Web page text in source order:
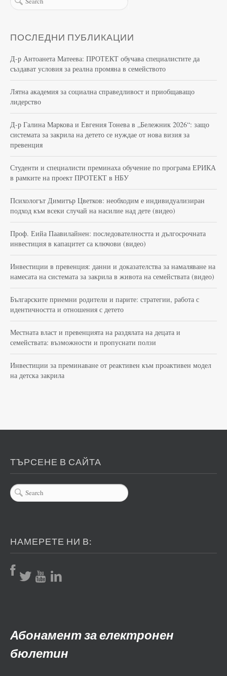
ПОСЛЕДНИ ПУБЛИКАЦИИ
Д-р Антоанета Матеева: ПРОТЕКТ обучава специалистите да
създават условия за реална промяна в семейството
Лятна академия за социална справедливост и приобщаващо
лидерство
Д-р Галина Маркова и Евгения Тонева в „Бележник 2026“: защо
системата за закрила на детето се нуждае от нова визия за
превенция
Студенти и специалисти преминаха обучение по програма ЕРИКА
в рамките на проект ПРОТЕКТ в НБУ
Психологът Димитър Цветков: необходим е индивидуализиран
подход към всеки случай на насилие над дете (видео)
Проф. Еийа Паавилайнен: последователността и дългосрочната
инвестиция в капацитет са ключови (видео)
Инвестиции в превенция: данни и доказателства за намаляване на
намесата на системата за закрила в живота на семействата (видео)
Българските приемни родители и парите: стратегии, работа с
идентичността и отношения с детето
Местната власт и превенцията на раздялата на децата и
семействата: възможности и пропуснати ползи
Инвестиции за преминаване от реактивен към проактивен модел
на детска закрила
ТЪРСЕНЕ В САЙТА
НАМЕРЕТЕ НИ В:
Абонамент за електронен
бюлетин